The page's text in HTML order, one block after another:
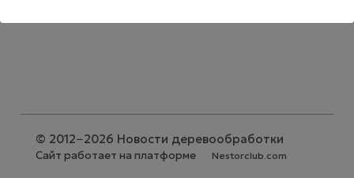
© 2012−2026 Новости деревообработки
Сайт работает на платформе Nestorclub.com